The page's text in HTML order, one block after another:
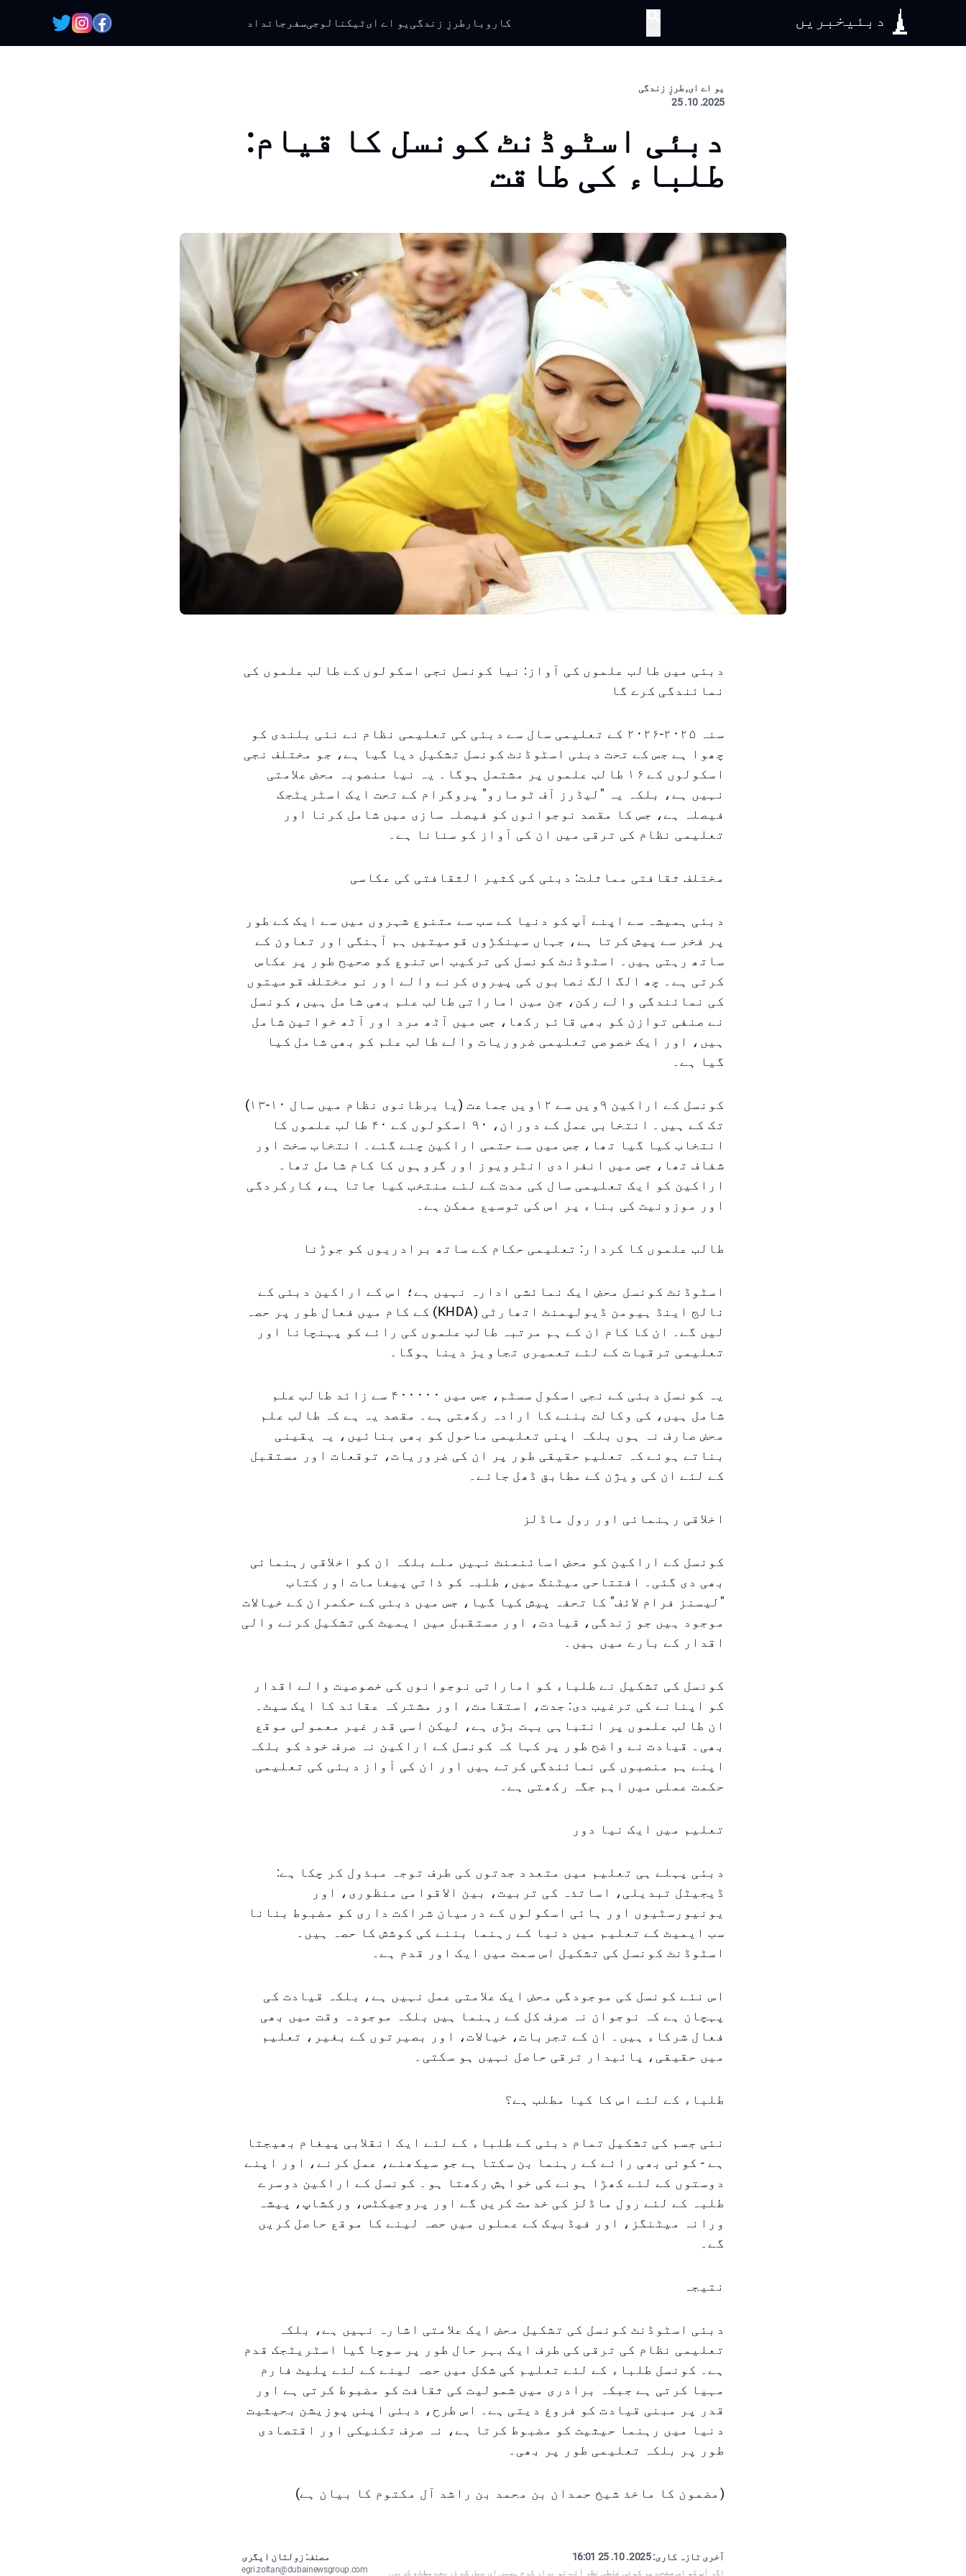
دبئیخبریں کاروبار طرزِ زندگی یو اے ایٹیکنالوجیسفر جائداد
یو اے ای, طرزِ زندگی
2025. 10. 25
دبئی اسٹوڈنٹ کونسل کا قیام:
طلباء کی طاقت
دبئی میں طالب علموں کی آواز: نیا کونسل نجی اسکولوں کے طالب علموں کی
نمائندگی کرے گا
سنہ ۲۰۲۵-۲۰۲۶ کے تعلیمی سال سے دبئی کی تعلیمی نظام نے نئی بلندی کو
چھوا ہے جس کے تحت دبئی اسٹوڈنٹ کونسل تشکیل دیا گیا ہے، جو مختلف نجی
اسکولوں کے ۱۶ طالب علموں پر مشتمل ہوگا۔ یہ نیا منصوبہ محض علامتی
نہیں ہے، بلکہ یہ "لیڈرز آف ٹومارو" پروگرام کے تحت ایک اسٹریٹجک
فیصلہ ہے، جس کا مقصد نوجوانوں کو فیصلہ سازی میں شامل کرنا اور
تعلیمی نظام کی ترقی میں ان کی آواز کو سنانا ہے۔
مختلف ثقافتی مماثلت: دبئی کی کثیر الثقافتی کی عکاسی
دبئی ہمیشہ سے اپنے آپ کو دنیا کے سب سے متنوع شہروں میں سے ایک کے طور
پر فخر سے پیش کرتا ہے، جہاں سینکڑوں قومیتیں ہم آہنگی اور تعاون کے
ساتھ رہتی ہیں۔ اسٹوڈنٹ کونسل کی ترکیب اس تنوع کو صحیح طور پر عکاس
کرتی ہے۔ چھ الگ الگ نصابوں کی پیروی کرنے والے اور نو مختلف قومیتوں
کی نمائندگی والے رکن، جن میں اماراتی طالب علم بھی شامل ہیں، کونسل
نے صنفی توازن کو بھی قائم رکھا، جس میں آٹھ مرد اور آٹھ خواتین شامل
ہیں، اور ایک خصوصی تعلیمی ضروریات والے طالب علم کو بھی شامل کیا
گیا ہے۔
کونسل کے اراکین ۹ویں سے ۱۲ویں جماعت (یا برطانوی نظام میں سال ۱۰-۱۳)
تک کے ہیں۔ انتخابی عمل کے دوران، ۹۰ اسکولوں کے ۴۰ طالب علموں کا
انتخاب کیا گیا تھا، جس میں سے حتمی اراکین چنے گئے۔ انتخاب سخت اور
شفاف تھا، جس میں انفرادی انٹرویوز اور گروہوں کا کام شامل تھا۔
اراکین کو ایک تعلیمی سال کی مدت کے لئے منتخب کیا جاتا ہے، کارکردگی
اور موزونیت کی بناء پر اس کی توسیع ممکن ہے۔
طالب علموں کا کردار: تعلیمی حکام کے ساتھ برادریوں کو جوڑنا
اسٹوڈنٹ کونسل محض ایک نمائشی ادارہ نہیں ہے؛ اس کے اراکین دبئی کے
نالج اینڈ ہیومن ڈیولپمنٹ اتھارٹی (KHDA) کے کام میں فعال طور پر حصہ
لیں گے۔ ان کا کام ان کے ہم مرتبہ طالب علموں کی رائے کو پہنچانا اور
تعلیمی ترقیات کے لئے تعمیری تجاویز دینا ہوگا۔
یہ کونسل دبئی کے نجی اسکول سسٹم، جس میں ۴۰۰۰۰۰ سے زائد طالب علم
شامل ہیں، کی وکالت بننے کا ارادہ رکھتی ہے۔ مقصد یہ ہے کہ طالب علم
محض صارف نہ ہوں بلکہ اپنی تعلیمی ماحول کو بھی بنائیں، یہ یقینی
بناتے ہوئے کہ تعلیم حقیقی طور پر ان کی ضروریات، توقعات اور مستقبل
کے لئے ان کی ویژن کے مطابق ڈھل جائے۔
اخلاقی رہنمائی اور رول ماڈلز
کونسل کے اراکین کو محض اسائنمنٹ نہیں ملے بلکہ ان کو اخلاقی رہنمائی
بھی دی گئی۔ افتتاحی میٹنگ میں، طلبہ کو ذاتی پیغامات اور کتاب
"لیسنز فرام لائف" کا تحفہ پیش کیا گیا، جس میں دبئی کے حکمران کے خیالات
موجود ہیں جو زندگی، قیادت، اور مستقبل میں ایمیٹ کی تشکیل کرنے والی
اقدار کے بارے میں ہیں۔
کونسل کی تشکیل نے طلباء کو اماراتی نوجوانوں کی خصوصیت والے اقدار
کو اپنانے کی ترغیب دی: جدت، استقامت، اور مشترکہ عقائد کا ایک سیٹ۔
ان طالب علموں پر انتباہی بہت بڑی ہے، لیکن اسی قدر غیر معمولی موقع
بھی۔ قیادت نے واضح طور پر کہا کہ کونسل کے اراکین نہ صرف خود کو بلکہ
اپنے ہم منصبوں کی نمائندگی کرتے ہیں اور ان کی آواز دبئی کی تعلیمی
حکمت عملی میں اہم جگہ رکھتی ہے۔
تعلیم میں ایک نیا دور
دبئی پہلے ہی تعلیم میں متعدد جدتوں کی طرف توجہ مبذول کر چکا ہے:
ڈیجیٹل تبدیلی، اساتذہ کی تربیت، بین الاقوامی منظوری، اور
یونیورسٹیوں اور ہائی اسکولوں کے درمیان شراکت داری کو مضبوط بنانا
سب ایمیٹ کے تعلیم میں دنیا کے رہنما بننے کی کوشش کا حصہ ہیں۔
اسٹوڈنٹ کونسل کی تشکیل اس سمت میں ایک اور قدم ہے۔
اس نئے کونسل کی موجودگی محض ایک علامتی عمل نہیں ہے، بلکہ قیادت کی
پہچان ہے کہ نوجوان نہ صرف کل کے رہنما ہیں بلکہ موجودہ وقت میں بھی
فعال شرکاء ہیں۔ ان کے تجربات، خیالات، اور بصیرتوں کے بغیر، تعلیم
میں حقیقی، پائیدار ترقی حاصل نہیں ہو سکتی۔
طلباء کے لئے اس کا کیا مطلب ہے؟
نئی جسم کی تشکیل تمام دبئی کے طلباء کے لئے ایک انقلابی پیغام بھیجتا
ہے - کوئی بھی رائے کے رہنما بن سکتا ہے جو سیکھنے، عمل کرنے، اور اپنے
دوستوں کے لئے کھڑا ہونے کی خواہش رکھتا ہو۔ کونسل کے اراکین دوسرے
طلبہ کے لئے رول ماڈلز کی خدمت کریں گے اور پروجیکٹس، ورکشاپ، پیشہ
ورانہ میٹنگز، اور فیڈبیک کے عملوں میں حصہ لینے کا موقع حاصل کریں
گے۔
نتیجہ
دبئی اسٹوڈنٹ کونسل کی تشکیل محض ایک علامتی اشارہ نہیں ہے، بلکہ
تعلیمی نظام کی ترقی کی طرف ایک بہر حال طور پر سوچا گیا اسٹریٹجک قدم
ہے۔ کونسل طلباء کے لئے تعلیم کی شکل میں حصہ لینے کے لئے پلیٹ فارم
مہیا کرتی ہے جبکہ برادری میں شمولیت کی ثقافت کو مضبوط کرتی ہے اور
قدر پر مبنی قیادت کو فروغ دیتی ہے۔ اس طرح، دبئی اپنی پوزیشن بحیثیت
دنیا میں رہنما حیثیت کو مضبوط کرتا ہے، نہ صرف تکنیکی اور اقتصادی
طور پر بلکہ تعلیمی طور پر بھی۔
(مضمون کا ماخذ شیخ حمدان بن محمد بن راشد آل مکتوم کا بیان ہے)
آخری تازہ کاری:2025. 10. 25 16:01
اگر آپ کو اس صفحے پر کوئی غلطی نظر آئے تو براہ کرم ہمیں ای میل کے ذریعے مطلع کریں۔
مصنف: زولتان ایگری
egri.zoltan@dubainewsgroup.com